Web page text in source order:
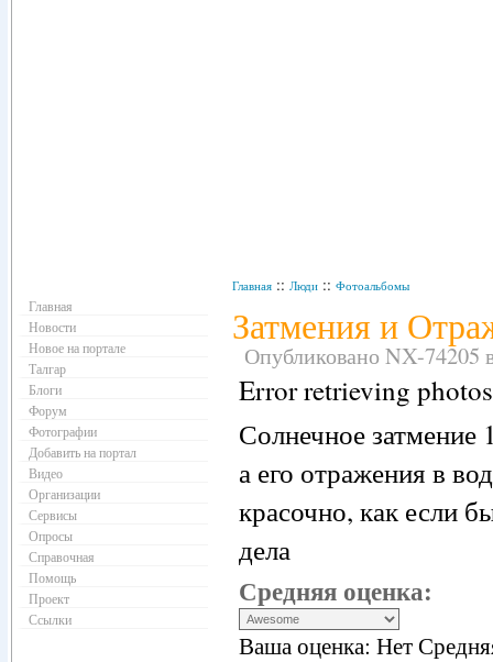
Главная :: Люди :: Фотоальбомы
Затмения и
Опубликовано NX-74205
Error retrieving
Солнечное затмение
а его отражения в
красочно, как если
дела
Средняя оценка:
Ваша оценка: Нет
Главная
Новости
Новое на портале
Талгар
Блоги
Форум
Фотографии
Добавить на портал
Видео
Организации
Сервисы
Опросы
Справочная
Помощь
Проект
Ссылки